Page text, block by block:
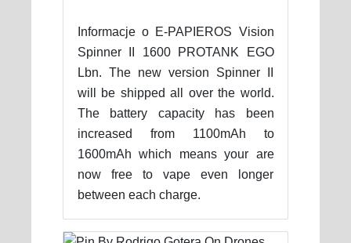
Informacje o E-PAPIEROS Vision
Spinner II 1600 PROTANK EGO
Lbn. The new version Spinner II
will be shipped all over the world.
The battery capacity has been
increased from 1100mAh to
1600mAh which means your are
now free to vape even longer
between each charge.